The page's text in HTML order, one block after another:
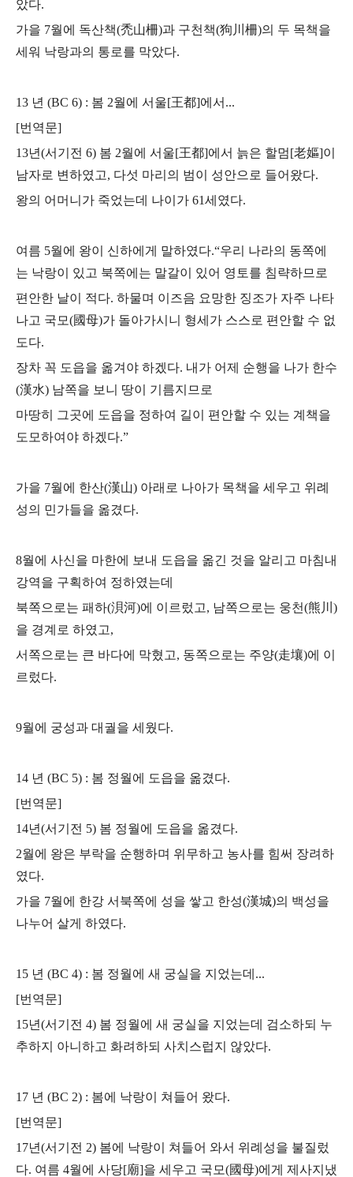
았다.
가을 7월에 독산책(禿山柵)과 구천책(狗川柵)의 두 목책을
세워 낙랑과의 통로를 막았다.
13 년 (BC 6) : 봄 2월에 서울[王都]에서...
[번역문]
13년(서기전 6) 봄 2월에 서울[王都]에서 늙은 할멈[老嫗]이
남자로 변하였고, 다섯 마리의 범이 성안으로 들어왔다.
왕의 어머니가 죽었는데 나이가 61세였다.
여름 5월에 왕이 신하에게 말하였다.“우리 나라의 동쪽에
는 낙랑이 있고 북쪽에는 말갈이 있어 영토를 침략하므로
편안한 날이 적다. 하물며 이즈음 요망한 징조가 자주 나타
나고 국모(國母)가 돌아가시니 형세가 스스로 편안할 수 없
도다.
장차 꼭 도읍을 옮겨야 하겠다. 내가 어제 순행을 나가 한수
(漢水) 남쪽을 보니 땅이 기름지므로
마땅히 그곳에 도읍을 정하여 길이 편안할 수 있는 계책을
도모하여야 하겠다.”
가을 7월에 한산(漢山) 아래로 나아가 목책을 세우고 위례
성의 민가들을 옮겼다.
8월에 사신을 마한에 보내 도읍을 옮긴 것을 알리고 마침내
강역을 구획하여 정하였는데
북쪽으로는 패하(浿河)에 이르렀고, 남쪽으로는 웅천(熊川)
을 경계로 하였고,
서쪽으로는 큰 바다에 막혔고, 동쪽으로는 주양(走壤)에 이
르렀다.
9월에 궁성과 대궐을 세웠다.
14 년 (BC 5) : 봄 정월에 도읍을 옮겼다.
[번역문]
14년(서기전 5) 봄 정월에 도읍을 옮겼다.
2월에 왕은 부락을 순행하며 위무하고 농사를 힘써 장려하
였다.
가을 7월에 한강 서북쪽에 성을 쌓고 한성(漢城)의 백성을
나누어 살게 하였다.
15 년 (BC 4) : 봄 정월에 새 궁실을 지었는데...
[번역문]
15년(서기전 4) 봄 정월에 새 궁실을 지었는데 검소하되 누
추하지 아니하고 화려하되 사치스럽지 않았다.
17 년 (BC 2) : 봄에 낙랑이 쳐들어 왔다.
[번역문]
17년(서기전 2) 봄에 낙랑이 쳐들어 와서 위례성을 불질렀
다. 여름 4월에 사당[廟]을 세우고 국모(國母)에게 제사지냈